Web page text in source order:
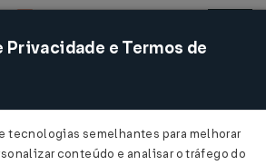
Acessar
e Termos de
tecnologias semelhantes para melhorar
conteúdo e analisar o tráfego do